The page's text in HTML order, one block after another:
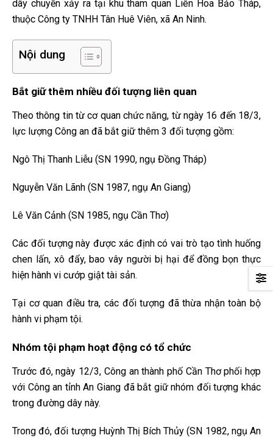
dây chuyền xảy ra tại khu tham quan Liên Hoa Bảo Tháp,
thuộc Công ty TNHH Tân Huê Viên, xã An Ninh.
Nội dung
Bắt giữ thêm nhiều đối tượng liên quan
Theo thông tin từ cơ quan chức năng, từ ngày 16 đến 18/3,
lực lượng Công an đã bắt giữ thêm 3 đối tượng gồm:
Ngô Thị Thanh Liễu (SN 1990, ngụ Đồng Tháp)
Nguyễn Văn Lãnh (SN 1987, ngụ An Giang)
Lê Văn Cảnh (SN 1985, ngụ Cần Thơ)
Các đối tượng này được xác định có vai trò tạo tình huống
chen lấn, xô đẩy, bao vây người bị hại để đồng bọn thực
hiện hành vi cướp giật tài sản.
Tại cơ quan điều tra, các đối tượng đã thừa nhận toàn bộ
hành vi phạm tội.
Nhóm tội phạm hoạt động có tổ chức
Trước đó, ngày 12/3, Công an thành phố Cần Thơ phối hợp
với Công an tỉnh An Giang đã bắt giữ nhóm đối tượng khác
trong đường dây này.
Trong đó, đối tượng Huỳnh Thị Bích Thủy (SN 1982, ngụ An